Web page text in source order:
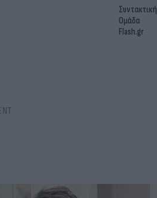
Συντακτική
Ομάδα
Flash.gr